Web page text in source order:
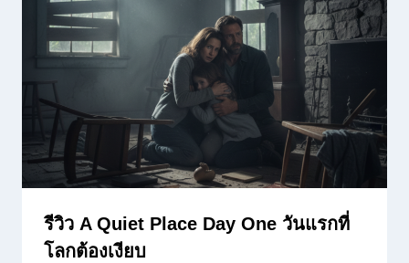
รีวิว A Quiet Place Day One วันแรกที่
โลกต้องเงียบ